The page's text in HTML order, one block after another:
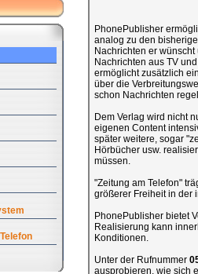
PhonePublisher
analog zu den
Nachrichten er
Nachrichten aus TV
ermöglicht zusätzlich
über die
schon Nachrichten
Dem Verlag wird nicht
eigenen Content
später weitere, sogar
Hörbücher usw.
müssen.
"Zeitung am Telefon"
größerer Freiheit in der
PhonePublisher bietet
Realisierung kann
Konditionen.
Unter der Rufnummer
ausprobieren, wie sich